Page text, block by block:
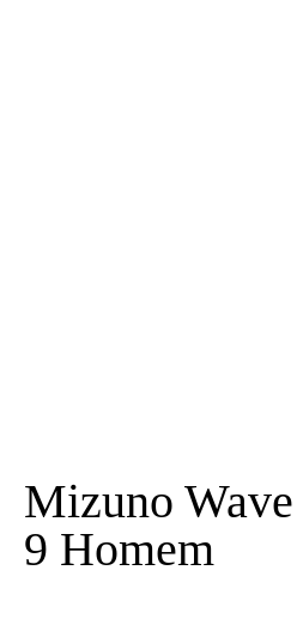
Mizuno
9 Homem